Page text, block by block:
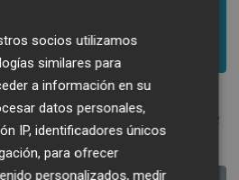
conferencia online
de las empresas sobre
socios utilizamos
similares para
a información en su
datos personales,
IP, identificadores únicos
para ofrecer
personalizados, medir